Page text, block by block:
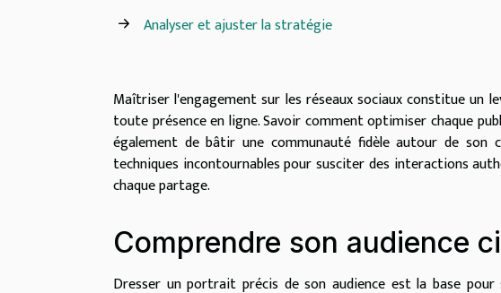
Analyser et ajuster la stratégie
Maîtriser l'engagement sur les réseaux sociaux constitue un
toute présence en ligne. Savoir comment optimiser chaque
également de bâtir une communauté fidèle autour de son
techniques incontournables pour susciter des interactions
chaque partage.
Comprendre son audience
Dresser un portrait précis de son audience est la base